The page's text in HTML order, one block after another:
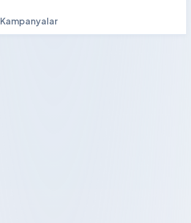
Kampanyalar